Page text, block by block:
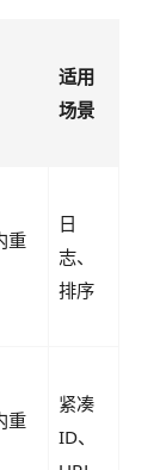
适用
场景
重
日
志、
排序
重
紧凑
ID、